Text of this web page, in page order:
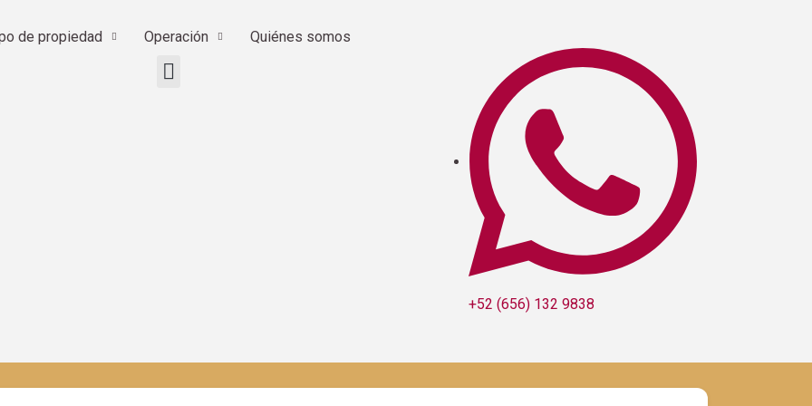
de propiedad Operación Quiénes somos
+52 (656) 132 9838